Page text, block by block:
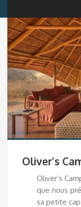
Oliver’s
Oliver’s
que nous
sa petite